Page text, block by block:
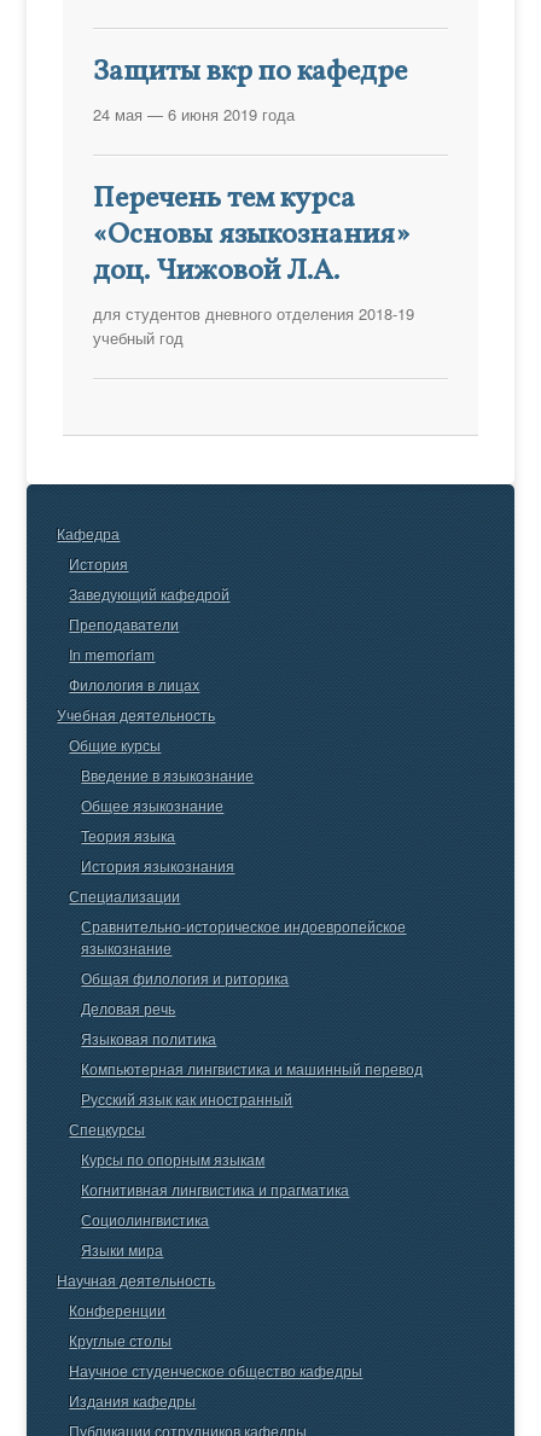
Защиты вкр по кафедре
24 мая — 6 июня 2019 года
Перечень тем курса
«Основы языкознания»
доц. Чижовой Л.А.
для студентов дневного отделения 2018-19
учебный год
Кафедра
История
Заведующий кафедрой
Преподаватели
In memoriam
Филология в лицах
Учебная деятельность
Общие курсы
Введение в языкознание
Общее языкознание
Теория языка
История языкознания
Специализации
Сравнительно-историческое индоевропейское
языкознание
Общая филология и риторика
Деловая речь
Языковая политика
Компьютерная лингвистика и машинный перевод
Русский язык как иностранный
Спецкурсы
Курсы по опорным языкам
Когнитивная лингвистика и прагматика
Социолингвистика
Языки мира
Научная деятельность
Конференции
Круглые столы
Научное студенческое общество кафедры
Издания кафедры
Публикации сотрудников кафедры